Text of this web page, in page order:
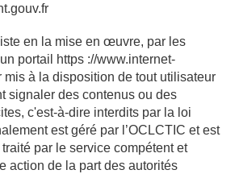
en la mise en œuvre, par les
portail https ://www.internet-
mis à la disposition de tout utilisateur
signaler des contenus ou des
c'est-à-dire interdits par la loi
est géré par l’OCLCTIC et est
par le service compétent et
action de la part des autorités